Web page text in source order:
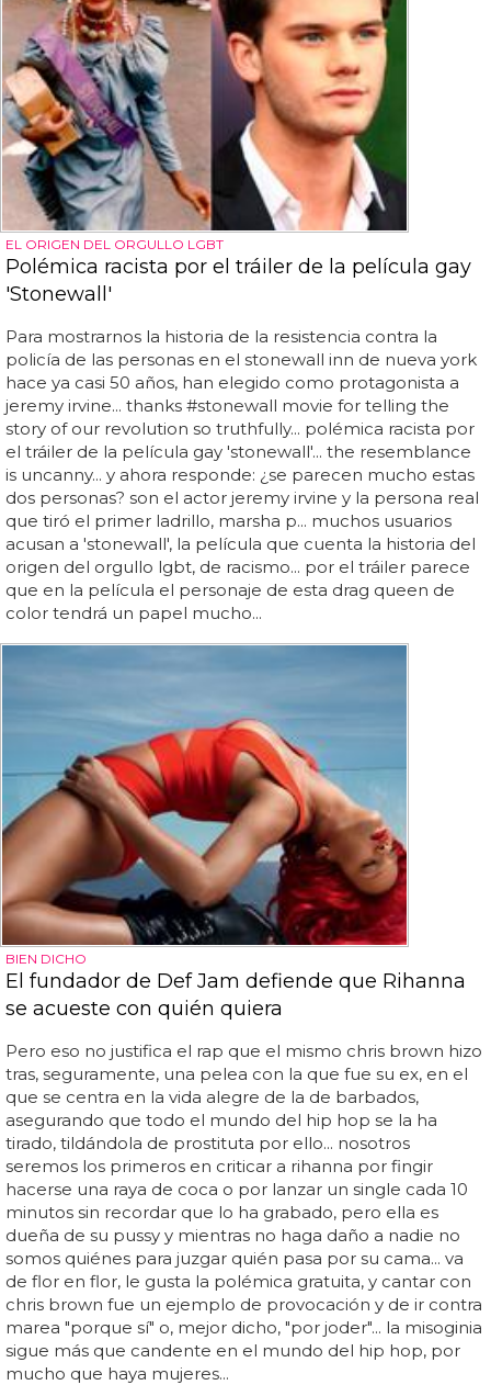
EL ORIGEN DEL ORGULLO LGBT
Polémica racista por el tráiler de la película gay
'Stonewall'
Para mostrarnos la historia de la resistencia contra la
policía de las personas en el stonewall inn de nueva york
hace ya casi 50 años, han elegido como protagonista a
jeremy irvine... thanks #stonewall movie for telling the
story of our revolution so truthfully... polémica racista por
el tráiler de la película gay 'stonewall'... the resemblance
is uncanny... y ahora responde: ¿se parecen mucho estas
dos personas? son el actor jeremy irvine y la persona real
que tiró el primer ladrillo, marsha p... muchos usuarios
acusan a 'stonewall', la película que cuenta la historia del
origen del orgullo lgbt, de racismo... por el tráiler parece
que en la película el personaje de esta drag queen de
color tendrá un papel mucho...
BIEN DICHO
El fundador de Def Jam defiende que Rihanna
se acueste con quién quiera
Pero eso no justifica el rap que el mismo chris brown hizo
tras, seguramente, una pelea con la que fue su ex, en el
que se centra en la vida alegre de la de barbados,
asegurando que todo el mundo del hip hop se la ha
tirado, tildándola de prostituta por ello... nosotros
seremos los primeros en criticar a rihanna por fingir
hacerse una raya de coca o por lanzar un single cada 10
minutos sin recordar que lo ha grabado, pero ella es
dueña de su pussy y mientras no haga daño a nadie no
somos quiénes para juzgar quién pasa por su cama... va
de flor en flor, le gusta la polémica gratuita, y cantar con
chris brown fue un ejemplo de provocación y de ir contra
marea "porque sí" o, mejor dicho, "por joder"... la misoginia
sigue más que candente en el mundo del hip hop, por
mucho que haya mujeres...